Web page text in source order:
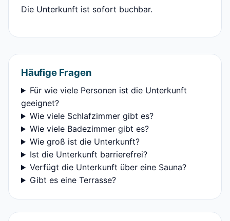
Die Unterkunft ist sofort buchbar.
Häufige Fragen
Für wie viele Personen ist die Unterkunft
geeignet?
Wie viele Schlafzimmer gibt es?
Wie viele Badezimmer gibt es?
Wie groß ist die Unterkunft?
Ist die Unterkunft barrierefrei?
Verfügt die Unterkunft über eine Sauna?
Gibt es eine Terrasse?